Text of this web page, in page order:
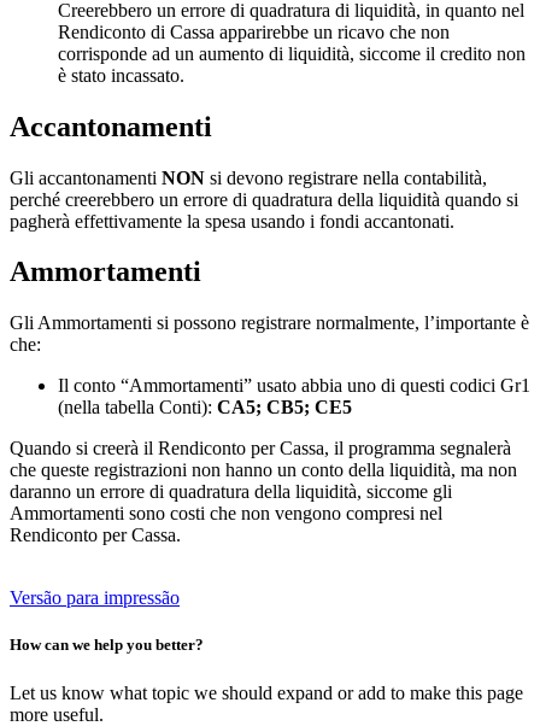
Creerebbero un errore di quadratura di liquidità, in quanto nel
Rendiconto di Cassa apparirebbe un ricavo che non
corrisponde ad un aumento di liquidità, siccome il credito non
è stato incassato.
Accantonamenti
Gli accantonamenti NON si devono registrare nella contabilità,
perché creerebbero un errore di quadratura della liquidità quando si
pagherà effettivamente la spesa usando i fondi accantonati.
Ammortamenti
Gli Ammortamenti si possono registrare normalmente, l’importante è
che:
Il conto “Ammortamenti” usato abbia uno di questi codici Gr1
(nella tabella Conti): CA5; CB5; CE5
Quando si creerà il Rendiconto per Cassa, il programma segnalerà
che queste registrazioni non hanno un conto della liquidità, ma non
daranno un errore di quadratura della liquidità, siccome gli
Ammortamenti sono costi che non vengono compresi nel
Rendiconto per Cassa.
Versão para impressão
How can we help you better?
Let us know what topic we should expand or add to make this page
more useful.